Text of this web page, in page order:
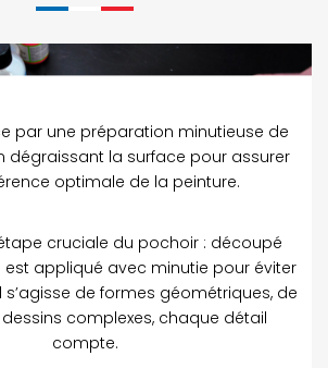
par une préparation minutieuse de
dégraissant la surface pour assurer
optimale de la peinture.
cruciale du pochoir : découpé
est appliqué avec minutie pour éviter
s’agisse de formes géométriques, de
complexes, chaque détail
compte.